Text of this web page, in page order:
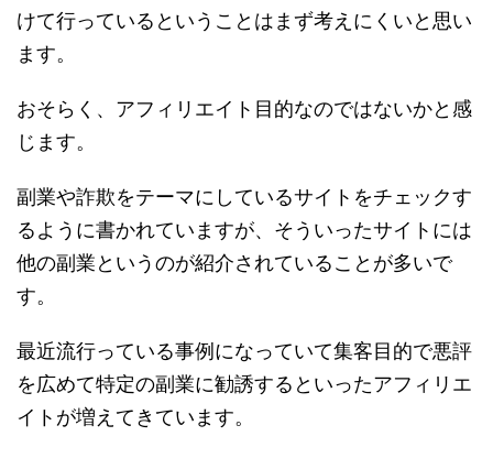
けて行っているということはまず考えにくいと思い
ます。
おそらく、アフィリエイト目的なのではないかと感
じます。
副業や詐欺をテーマにしているサイトをチェックす
るように書かれていますが、そういったサイトには
他の副業というのが紹介されていることが多いで
す。
最近流行っている事例になっていて集客目的で悪評
を広めて特定の副業に勧誘するといったアフィリエ
イトが増えてきています。